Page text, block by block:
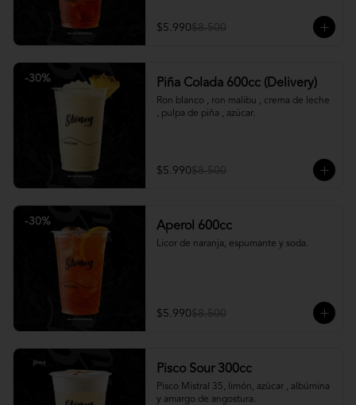
$5.990$8.500
-30% Piña Colada 600cc (Delivery)
Ron blanco , ron malibu , crema de leche
, pulpa de piña , azúcar.
$5.990$8.500
-30% Aperol 600cc
Licor de naranja, espumante y soda.
$5.990$8.500
Pisco Sour 300cc
Pisco Mistral 35, limón, azúcar , albúmina
y amargo de angostura.